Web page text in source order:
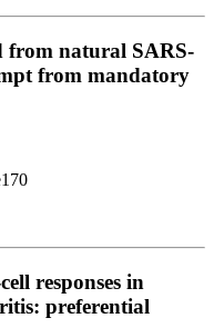
from natural SARS-
from mandatory
responses in
preferential